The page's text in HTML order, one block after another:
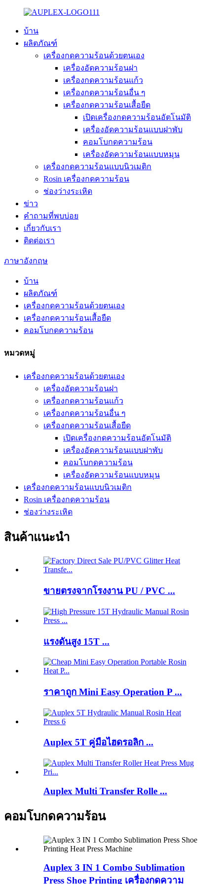
บ้าน
ผลิตภัณฑ์
เครื่องกดความร้อนด้วยตนเอง
เครื่องอัดความร้อนฝา
เครื่องกดความร้อนแก้ว
เครื่องกดความร้อนอื่น ๆ
เครื่องกดความร้อนเสื้อยืด
เปิดเครื่องกดความร้อนอัตโนมัติ
เครื่องอัดความร้อนแบบฝาพับ
คอมโบกดความร้อน
เครื่องอัดความร้อนแบบหมุน
เครื่องกดความร้อนแบบนิวเมติก
Rosin เครื่องกดความร้อน
ช่องว่างระเหิด
ข่าว
คำถามที่พบบ่อย
เกี่ยวกับเรา
ติดต่อเรา
ภาษาอังกฤษ
บ้าน
ผลิตภัณฑ์
เครื่องกดความร้อนด้วยตนเอง
เครื่องกดความร้อนเสื้อยืด
คอมโบกดความร้อน
หมวดหมู่
เครื่องกดความร้อนด้วยตนเอง
เครื่องอัดความร้อนฝา
เครื่องกดความร้อนแก้ว
เครื่องกดความร้อนอื่น ๆ
เครื่องกดความร้อนเสื้อยืด
เปิดเครื่องกดความร้อนอัตโนมัติ
เครื่องอัดความร้อนแบบฝาพับ
คอมโบกดความร้อน
เครื่องอัดความร้อนแบบหมุน
เครื่องกดความร้อนแบบนิวเมติก
Rosin เครื่องกดความร้อน
ช่องว่างระเหิด
สินค้าแนะนำ
ขายตรงจากโรงงาน PU / PVC ...
แรงดันสูง 15T ...
ราคาถูก Mini Easy Operation P ...
Auplex 5T คู่มือไฮดรอลิก ...
Auplex Multi Transfer Rolle ...
คอมโบกดความร้อน
Auplex 3 IN 1 Combo Sublimation
Press Shoe Printing เครื่องกดความ